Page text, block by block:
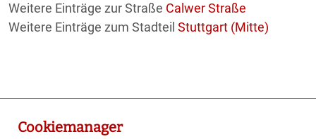
Weitere Einträge zur Straße Calwer Straße
Weitere Einträge zum Stadteil Stuttgart (Mitte)
Cookiemanager